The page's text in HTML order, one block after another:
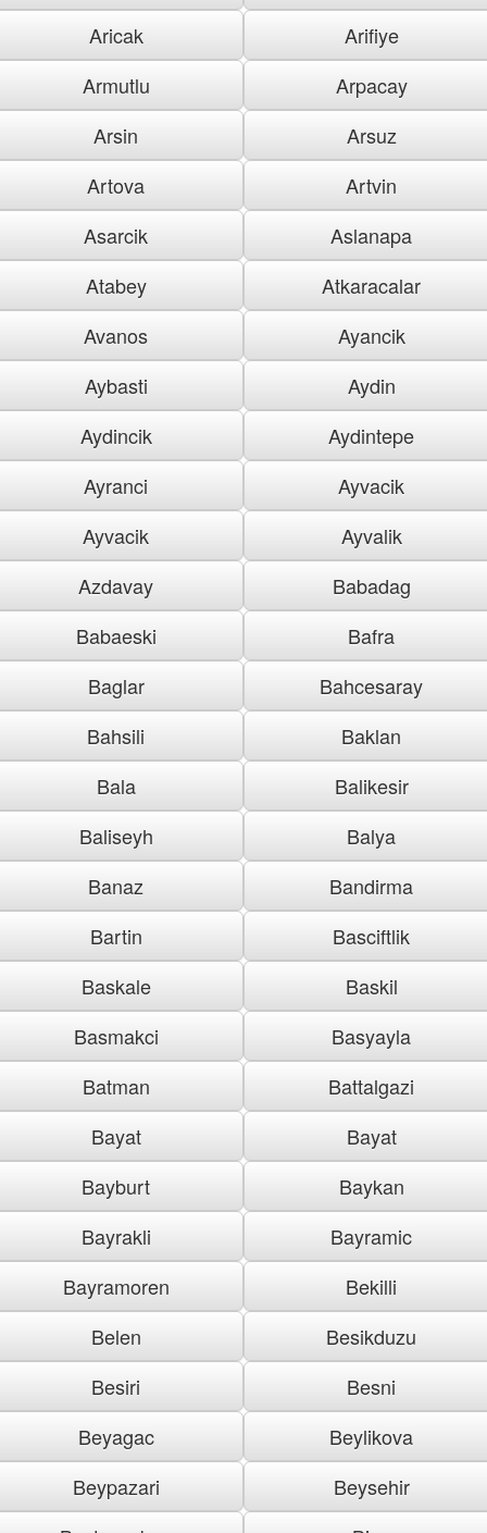
Aricak
Arifiye
Armutlu
Arpacay
Arsin
Arsuz
Artova
Artvin
Asarcik
Aslanapa
Atabey
Atkaracalar
Avanos
Ayancik
Aybasti
Aydin
Aydincik
Aydintepe
Ayranci
Ayvacik
Ayvacik
Ayvalik
Azdavay
Babadag
Babaeski
Bafra
Baglar
Bahcesaray
Bahsili
Baklan
Bala
Balikesir
Baliseyh
Balya
Banaz
Bandirma
Bartin
Basciftlik
Baskale
Baskil
Basmakci
Basyayla
Batman
Battalgazi
Bayat
Bayat
Bayburt
Baykan
Bayrakli
Bayramic
Bayramoren
Bekilli
Belen
Besikduzu
Besiri
Besni
Beyagac
Beylikova
Beypazari
Beysehir